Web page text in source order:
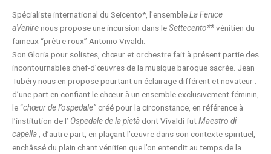
Spécialiste international du Seicento*, l’ensembleLa Fenice
aVenirenous propose une incursion dans leSettecento**vénitien du
fameux “prêtre roux” Antonio Vivaldi.
Son Gloria pour solistes, chœur et orchestre fait à présent partie des
incontournables chef-d’œuvres de la musique baroque sacrée. Jean
Tubéry nous en propose pourtant un éclairage différent et novateur :
d’une part en confiant le chœur à un ensemble exclusivement féminin,
le “chœur de l’ospedale”créé pour la circonstance, en référence à
l’institution de l’ Ospedale de la pietàdont Vivaldi futMaestro di
capella; d’autre part, en plaçant l’œuvre dans son contexte spirituel,
enchâssé du plain chant vénitien que l’on entendit au temps de la